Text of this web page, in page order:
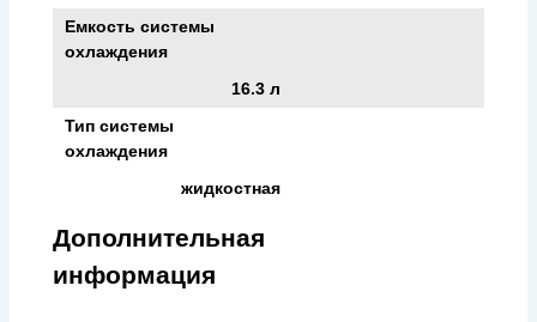
Емкость системы
охлаждения
16.3 л
Тип системы
охлаждения
жидкостная
Дополнительная
информация